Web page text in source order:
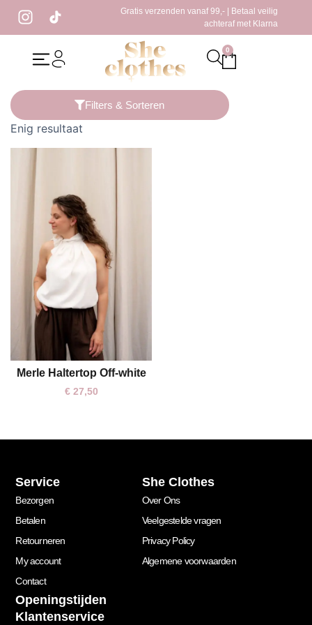
Gratis verzenden vanaf 99,- | Betaal veilig
achteraf met Klarna
0
/ Producten getagged “zomertop”
Filters & Sorteren
Enig resultaat
S M L
Merle Haltertop Off-white
€27,50
Service
Bezorgen
Betalen
Retourneren
My account
Contact
She Clothes
Over Ons
Veelgestelde vragen
Privacy Policy
Algemene voorwaarden
Openingstijden
Klantenservice